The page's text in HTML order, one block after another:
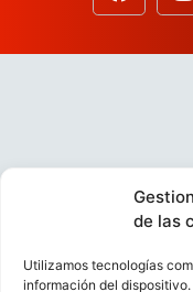
de las
Utilizamos tecnologías
información del